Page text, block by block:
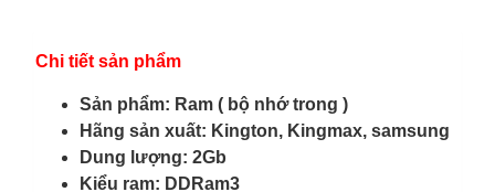
Chi tiết sản phẩm
Sản phẩm: Ram ( bộ nhớ trong )
Hãng sản xuất: Kington, Kingmax, samsung
Dung lượng: 2Gb
Kiểu ram: DDRam3